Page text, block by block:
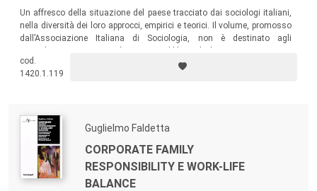
Un affresco della situazione del paese tracciato dai sociologi italiani,
nella diversità dei loro approcci, empirici e teorici. Il volume, promosso
dall’Associazione Italiana di Sociologia, non è destinato agli
comprendere la contemporaneità.
cod.
1420.1.119
Guglielmo Faldetta
CORPORATE FAMILY
RESPONSIBILITY E WORK-LIFE
BALANCE